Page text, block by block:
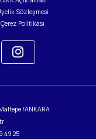
Sözleşmesi
Çerez Politikası
/ANKARA
49 25